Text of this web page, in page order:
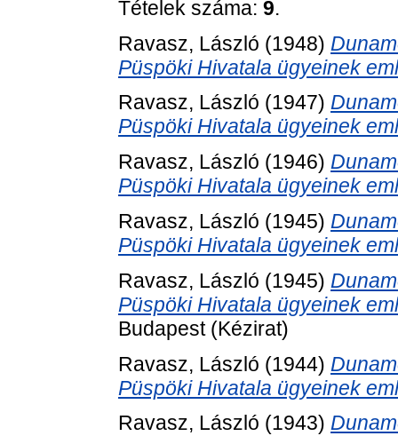
Tételek száma: 9.
Ravasz, László (1948)
Püspöki Hivatala ügyeinek
Ravasz, László (1947)
Püspöki Hivatala ügyeinek
Ravasz, László (1946)
Püspöki Hivatala ügyeinek
Ravasz, László (1945)
Püspöki Hivatala ügyeinek
Ravasz, László (1945)
Püspöki Hivatala ügyeinek
Budapest (Kézirat)
Ravasz, László (1944)
Püspöki Hivatala ügyeinek
Ravasz, László (1943)